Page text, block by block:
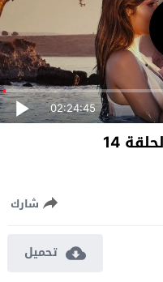
02:24:45
14
شارك
تحميل